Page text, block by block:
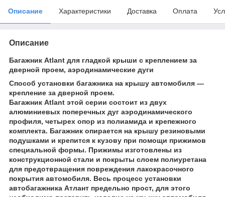
Описание Характеристики Доставка Оплата
Описание
Багажник Atlant для гладкой крыши с креплением за
дверной проем, аэродинамические дуги
Способ установки багажника на крышу автомобиля —
крепление за дверной проем.
Багажник Atlant этой серии состоит из двух
алюминиевых поперечных дуг аэродинамического
профиля, четырех опор из полиамида и крепежного
комплекта. Багажник опирается на крышу резиновыми
подушками и крепится к кузову при помощи прижимов
специальной формы. Прижимы изготовлены из
конструкционной стали и покрыты слоем полиуретана
для предотвращения повреждения лакокрасочного
покрытия автомобиля. Весь процесс установки
автобагажника Атлант предельно прост, для этого